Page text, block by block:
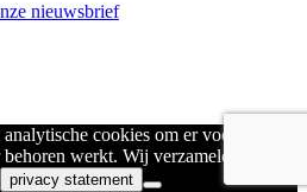
nieuwsbrief
cookies om er voor te
werkt. Wij verzamelen geen
privacy statement